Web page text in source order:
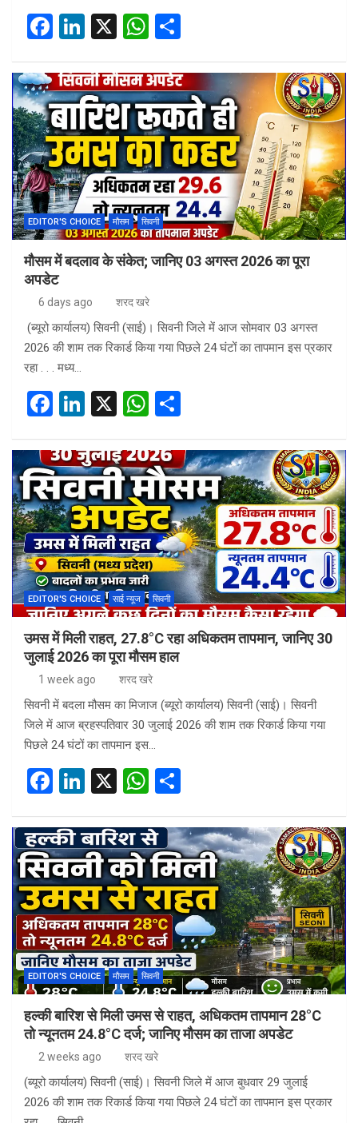
F
ce
b
o
o
k
Li
ke
dI
n
X
W
at
s
A
p
p
ar
e
EDITOR'S CHOICE मौसम सिवनी
मौसम में बदलाव के संकेत; जानिए 03 अगस्त 2026 का पूरा
अपडेट
6 days ago शरद खरे
(ब्यूरो कार्यालय) सिवनी (साई)। सिवनी जिले में आज सोमवार 03 अगस्त
2026 की शाम तक रिकार्ड किया गया पिछले 24 घंटों का तापमान इस प्रकार
रहा . . . मध्य…
F
ce
b
o
o
k
Li
ke
dI
n
X
W
at
s
A
p
p
ar
e
EDITOR'S CHOICE साई न्यूज सिवनी
उमस में मिली राहत, 27.8°C रहा अधिकतम तापमान, जानिए 30
जुलाई 2026 का पूरा मौसम हाल
1 week ago शरद खरे
सिवनी में बदला मौसम का मिजाज (ब्यूरो कार्यालय) सिवनी (साई)। सिवनी
जिले में आज ब्रहस्पतिवार 30 जुलाई 2026 की शाम तक रिकार्ड किया गया
पिछले 24 घंटों का तापमान इस…
F
ce
b
o
o
k
Li
ke
dI
n
X
W
at
s
A
p
p
ar
e
EDITOR'S CHOICE मौसम सिवनी
हल्की बारिश से मिली उमस से राहत, अधिकतम तापमान 28°C
तो न्यूनतम 24.8°C दर्ज; जानिए मौसम का ताजा अपडेट
2 weeks ago शरद खरे
(ब्यूरो कार्यालय) सिवनी (साई)। सिवनी जिले में आज बुधवार 29 जुलाई
2026 की शाम तक रिकार्ड किया गया पिछले 24 घंटों का तापमान इस प्रकार